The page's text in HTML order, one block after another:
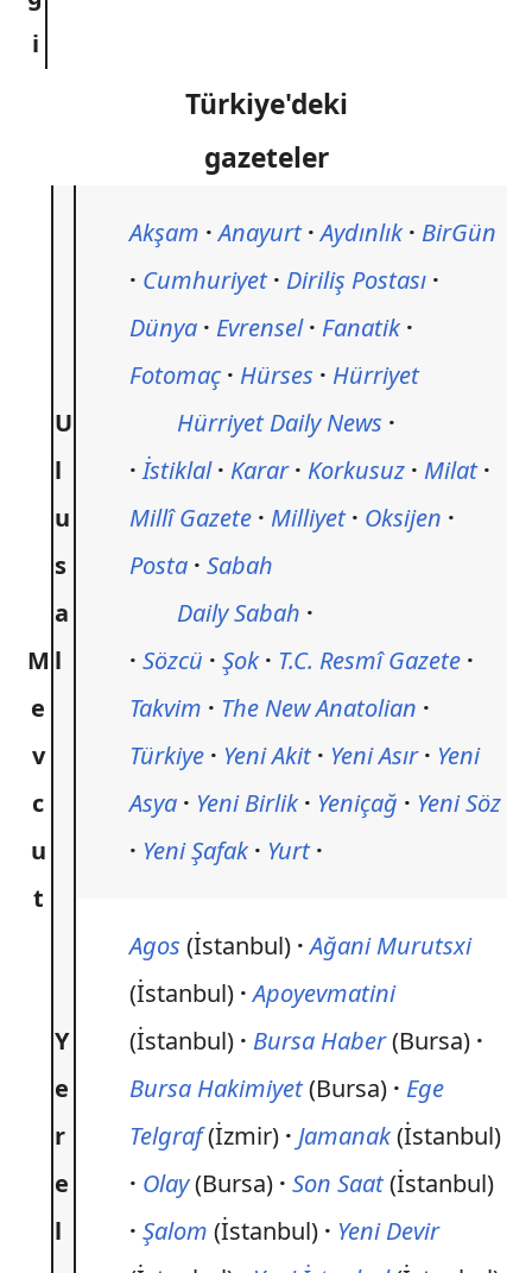
i
Türkiye'deki
gazeteler
M
e
v
c
u
t
U
l
u
s
a
l
Akşam Anayurt Aydınlık
BirGün
Cumhuriyet
Diriliş Postası
Dünya
Evrensel
Fanatik
Fotomaç
Hürses
Hürriyet
Hürriyet Daily News
İstiklal
Karar Korkusuz
Milat
Millî Gazete
Milliyet
Oksijen
Posta Sabah
Daily Sabah
Sözcü
Şok
T.C. Resmî Gazete
Takvim
The New Anatolian
Türkiye
Yeni Akit Yeni Asır
Yeni
Asya
Yeni Birlik Yeniçağ
Yeni Söz
Yeni Şafak
Yurt
Y
e
r
e
l
Agos (İstanbul) Ağani Murutsxi
(İstanbul) Apoyevmatini
(İstanbul)
Bursa Haber(Bursa)
Bursa Hakimiyet(Bursa)
Ege
Telgraf(İzmir) Jamanak(İstanbul)
Olay(Bursa) Son Saat(İstanbul)
Şalom (İstanbul)
Yeni Devir